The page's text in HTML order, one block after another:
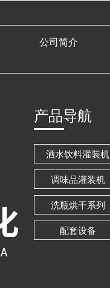
公司简介
产品导航
酒水饮料灌装机
调味品灌装机
洗瓶烘干系列
配套设备